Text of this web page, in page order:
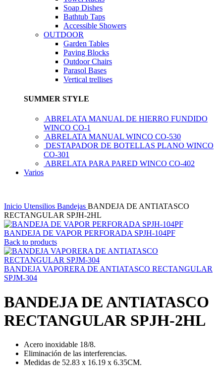
Soap Dishes
Bathtub Taps
Accessible Showers
OUTDOOR
Garden Tables
Paving Blocks
Outdoor Chairs
Parasol Bases
Vertical trellises
SUMMER STYLE
ABRELATA MANUAL DE HIERRO FUNDIDO
WINCO CO-1
ABRELATA MANUAL WINCO CO-530
DESTAPADOR DE BOTELLAS PLANO WINCO
CO-301
ABRELATA PARA PARED WINCO CO-402
Varios
Inicio Utensilios Bandejas BANDEJA DE ANTIATASCO
RECTANGULAR SPJH-2HL
BANDEJA DE VAPOR PERFORADA SPJH-104PF
Back to products
BANDEJA VAPORERA DE ANTIATASCO RECTANGULAR
SPJM-304
BANDEJA DE ANTIATASCO
RECTANGULAR SPJH-2HL
Acero inoxidable 18/8.
Eliminación de las interferencias.
Medidas de 52.83 x 16.19 x 6.35CM.